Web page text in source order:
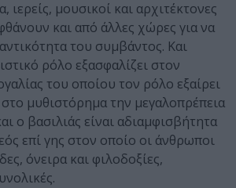
μουσικοί και αρχιτέκτονες
και από άλλες χώρες για να
του συμβάντος. Και
ρόλο εξασφαλίζει στον
του οποίου τον ρόλο εξαίρει
μυθιστόρημα την μεγαλοπρέπεια
ο βασιλιάς είναι αδιαμφισβήτητα
επί γης στον οποίο οι άνθρωποι
όνειρα και φιλοδοξίες,